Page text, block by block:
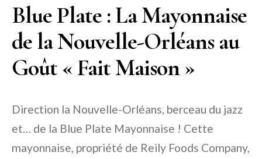
Blue Plate : La Mayonnaise
de la Nouvelle-Orléans au
Goût « Fait Maison »
Direction la Nouvelle-Orléans, berceau du jazz
et… de la Blue Plate Mayonnaise ! Cette
mayonnaise, propriété de Reily Foods Company,